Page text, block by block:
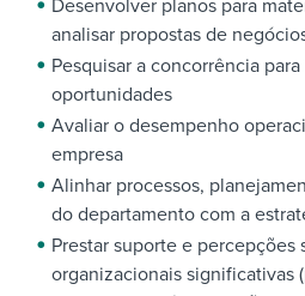
Desenvolver planos para
analisar propostas de
Pesquisar a concorrência
oportunidades
Avaliar o desempenho
empresa
Alinhar processos,
do departamento com a
Prestar suporte e percepções
organizacionais significativas